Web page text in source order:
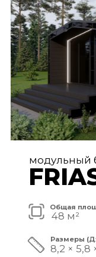
8 750 000
Стоимость
11,2 × 6,5 × 3,25 м
Размеры (ДxШxВ):
72 м²
Общая площадь:
СМОТРЕТЬ